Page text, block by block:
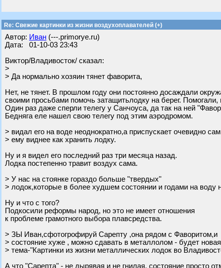
Re: Свежие картинки из жизни воздухоплавателей (+)
Автор: Иван (---.primorye.ru)
Дата: 01-10-03 23:43
Виктор/Владивосток/ сказал:
>
> Да нормально хозяин тянет фаворита,
Нет, не тянет. В прошлом году они постоянно досаждали
своими просьбами помочь затащитьлодку на берег. Помогали,
Один раз даже сперли телегу у Санчоуса, да так на ней
Бедняга еле нашел свою телегу под этим аэродромом.
> видал его на воде неоднократно,а приспускает очевидно
> ему виднее как хранить лодку.
Ну и я видел его последний раз три месяца назад.
Лодка постепенно травит воздух сама.
> У нас на стоянке гораздо больше "твердых"
> лодок,которые в более худшем состоянии и годами на воду
Ну и что с того?
Подкосили реформы народ, но это не имеет отношения
к проблеме грамотного выбора плавсредства.
> ЗЫ Иван,сфотогрофируй Сарепту ,она рядом с Фаворитом,и
> состояние хуже , можно сдавать в металлолом - будет новая
> тема-"Картинки из жизни металлических лодок во
А что "Сарепта" - не дырявая и не гнилая, состояние просто